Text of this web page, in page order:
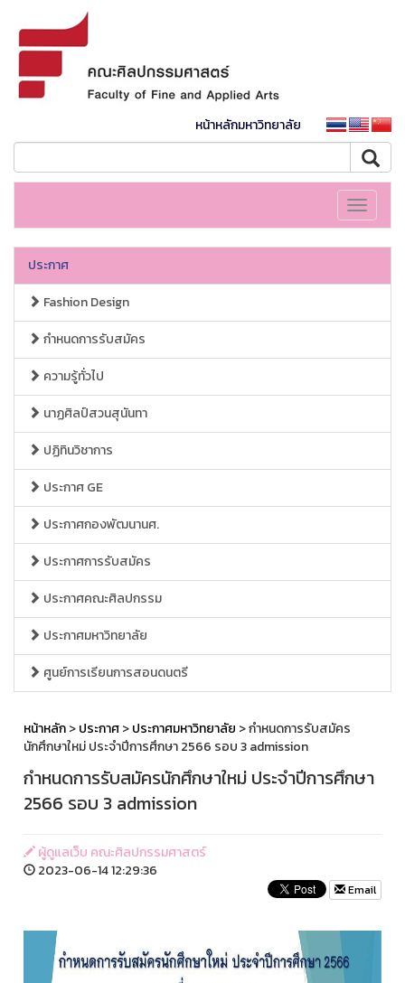
หน้าหลักมหาวิทยาลัย
Toggle
ประกาศ
Fashion Design
กำหนดการรับสมัคร
ความรู้ทั่วไป
นาฏศิลป์สวนสุนันทา
ปฏิทินวิชาการ
ประกาศ GE
ประกาศกองพัฒนานศ.
ประกาศการรับสมัคร
ประกาศคณะศิลปกรรม
ประกาศมหาวิทยาลัย
ศูนย์การเรียนการสอนดนตรี
หน้าหลัก>ประกาศ>ประกาศมหาวิทยาลัย > กำหนดการรับสมัคร
นักศึกษาใหม่ ประจำปีการศึกษา 2566 รอบ 3 admission
กำหนดการรับสมัครนักศึกษาใหม่ ประจำปีการศึกษา
2566 รอบ 3 admission
ผู้ดูแลเว็บ คณะศิลปกรรมศาสตร์
2023-06-14 12:29:36
Email